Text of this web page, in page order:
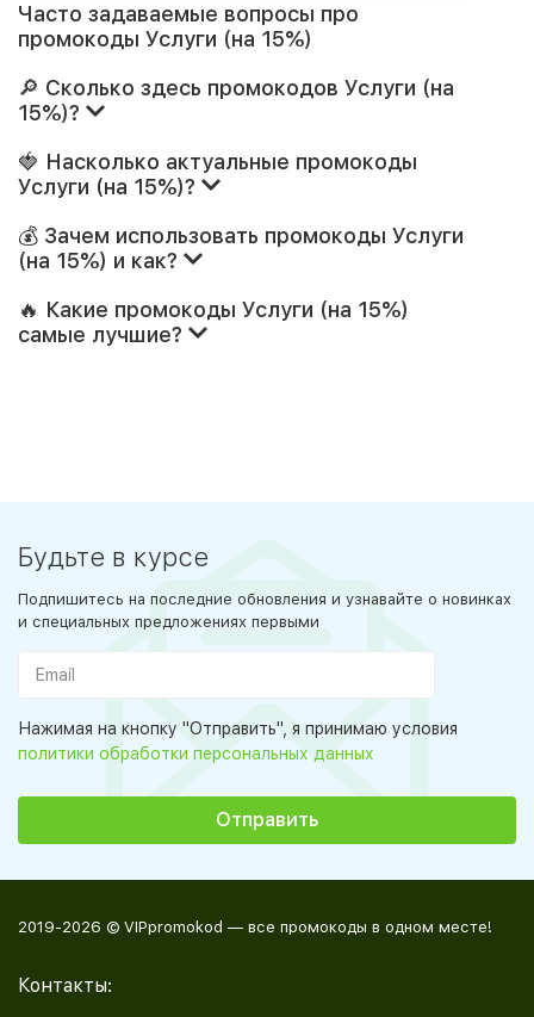
Часто задаваемые вопросы про
промокоды Услуги (на 15%)
🔎 Сколько здесь промокодов Услуги (на
15%)?
🍓 Насколько актуальные промокоды
Услуги (на 15%)?
💰 Зачем использовать промокоды Услуги
(на 15%) и как?
🔥 Какие промокоды Услуги (на 15%)
самые лучшие?
Будьте в курсе
Подпишитесь на последние обновления и узнавайте о новинках
и специальных предложениях первыми
Нажимая на кнопку "Отправить", я принимаю условия
политики обработки персональных данных
2019-2026 © VIPpromokod — все промокоды в одном месте!
Контакты: